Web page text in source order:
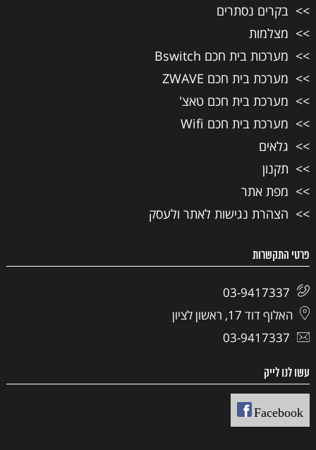
בקרים נסתרים
מצלמות
מערכות בית חכם Bswitch
מערכת בית חכם ZWAVE
מערכת בית חכם טאצ'
מערכת בית חכם Wifi
גלאים
תקנון
מפת אתר
הצהרת נגישות לאתר ולעסק
פרטי התקשרות
03-9417337
האלוף דוד 17, ראשון לציון
03-9417337
עשו לנו לייק
Facebook